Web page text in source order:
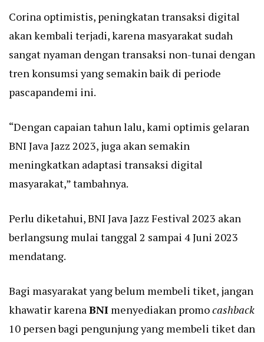
Corina optimistis, peningkatan transaksi digital
akan kembali terjadi, karena masyarakat sudah
sangat nyaman dengan transaksi non-tunai dengan
tren konsumsi yang semakin baik di periode
pascapandemi ini.
“Dengan capaian tahun lalu, kami optimis gelaran
BNI Java Jazz 2023, juga akan semakin
meningkatkan adaptasi transaksi digital
masyarakat,” tambahnya.
Perlu diketahui, BNI Java Jazz Festival 2023 akan
berlangsung mulai tanggal 2 sampai 4 Juni 2023
mendatang.
Bagi masyarakat yang belum membeli tiket, jangan
khawatir karenaBNI menyediakan promocashback
10 persen bagi pengunjung yang membeli tiket dan